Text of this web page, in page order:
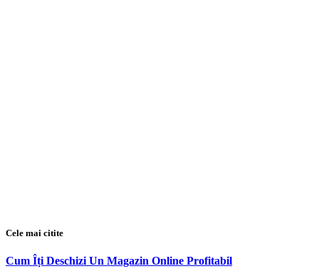
Cele mai citite
Cum Îți Deschizi Un Magazin Online Profitabil